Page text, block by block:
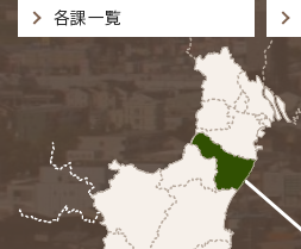
各課一覧